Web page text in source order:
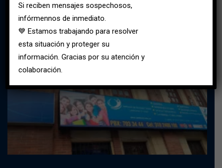
310 2200100
Sede Occidente (Fontibón)
Si reciben mensajes sospechosos,
infórmennos de inmediato.
💙 Estamos trabajando para resolver
esta situación y proteger su
información. Gracias por su atención y
colaboración.